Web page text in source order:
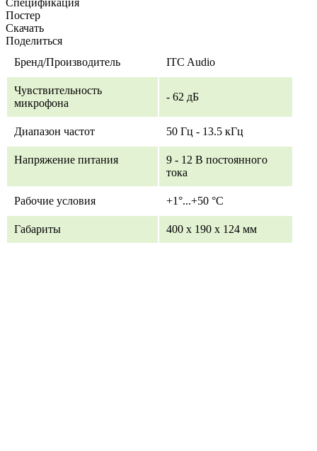
Постер
Скачать
Поделиться
Бренд/Производитель
ITC Audio
Чувствительность
микрофона
- 62 дБ
Диапазон частот 50 Гц - 13.5 кГц
Напряжение питания
9 - 12 В постоянного
тока
Рабочие условия +1°...+50 °С
Габариты 400 х 190 х 124 мм